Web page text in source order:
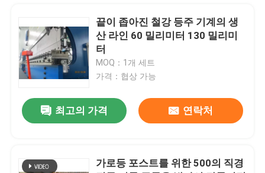
전등 기둥 닫 용접 기계
전등 기둥 문 절단기
길이 기계를 잘라
테이퍼 절단기
끝이 좁아진 철강 등주 기계의 생
산 라인 60 밀리미터 130 밀리미
터
MOQ：1개 세트
가격：협상 가능
최고의 가격 연락처
가로등 포스트를 위한 500의 직경